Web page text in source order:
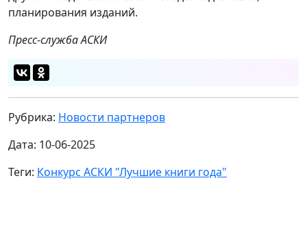
планирования изданий.
Пресс-служба АСКИ
Рубрика: Новости партнеров
Дата: 10-06-2025
Теги: Конкурс АСКИ "Лучшие книги года"